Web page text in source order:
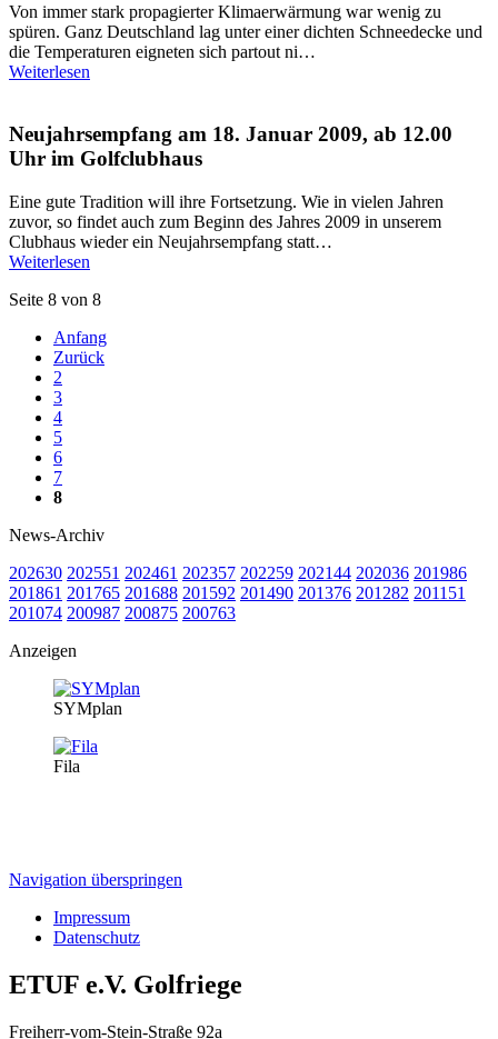
Von immer stark propagierter Klimaerwärmung war wenig zu
spüren. Ganz Deutschland lag unter einer dichten Schneedecke und
die Temperaturen eigneten sich partout ni…
Weiterlesen
Neujahrsempfang am 18. Januar 2009, ab 12.00
Uhr im Golfclubhaus
Eine gute Tradition will ihre Fortsetzung. Wie in vielen Jahren
zuvor, so findet auch zum Beginn des Jahres 2009 in unserem
Clubhaus wieder ein Neujahrsempfang statt…
Weiterlesen
Seite 8 von 8
Anfang
Zurück
2
3
4
5
6
7
8
News-Archiv
202630 202551 202461 202357 202259 202144 202036 201986
201861 201765 201688 201592 201490 201376 201282 2011 51
201074 200987 200875 200763
Anzeigen
SYMplan
Fila
Navigation überspringen
Impressum
Datenschutz
ETUF e.V. Golfriege
Freiherr-vom-Stein-Straße 92a